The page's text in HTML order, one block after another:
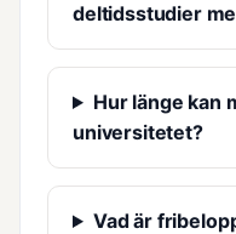
deltidsstudier
Hur länge kan
universitetet?
Vad är